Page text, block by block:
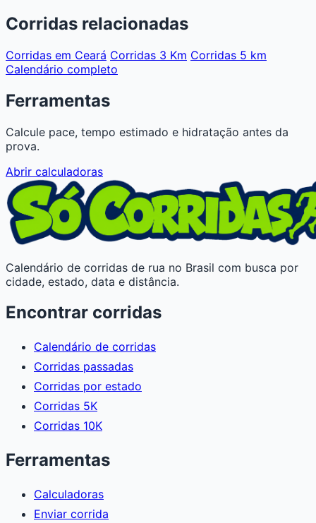
Corridas relacionadas
Corridas em Ceará Corridas 3 Km Corridas 5 km
Calendário completo
Ferramentas
Calcule pace, tempo estimado e hidratação antes da
prova.
Abrir calculadoras
Calendário de corridas de rua no Brasil com busca por
cidade, estado, data e distância.
Encontrar corridas
Calendário de corridas
Corridas passadas
Corridas por estado
Corridas 5K
Corridas 10K
Ferramentas
Calculadoras
Enviar corrida